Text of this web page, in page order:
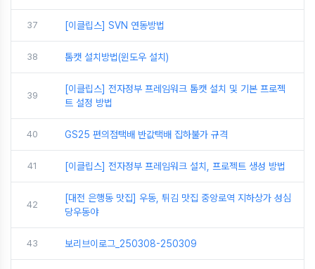
37 [이클립스] SVN 연동방법
38 톰캣 설치방법(윈도우 설치)
39
[이클립스] 전자정부 프레임워크 톰캣 설치 및 기본 프로젝
트 설정 방법
40 GS25 편의점택배 반값택배 집하불가 규격
41 [이클립스] 전자정부 프레임워크 설치, 프로젝트 생성 방법
42
[대전 은행동 맛집] 우동, 튀김 맛집 중앙로역 지하상가 성심
당우동야
43 보리브이로그_250308-250309